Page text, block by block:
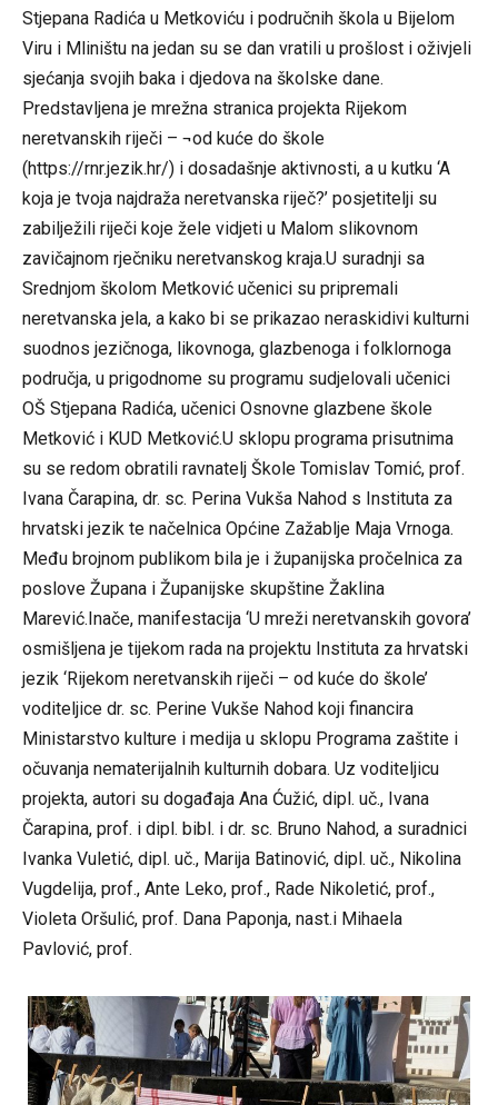
Stjepana Radića u Metkoviću i područnih škola u Bijelom
Viru i Mliništu na jedan su se dan vratili u prošlost i oživjeli
sjećanja svojih baka i djedova na školske dane.
Predstavljena je mrežna stranica projekta Rijekom
neretvanskih riječi – ¬od kuće do škole
(https://rnr.jezik.hr/) i dosadašnje aktivnosti, a u kutku ‘A
koja je tvoja najdraža neretvanska riječ?’ posjetitelji su
zabilježili riječi koje žele vidjeti u Malom slikovnom
zavičajnom rječniku neretvanskog kraja.U suradnji sa
Srednjom školom Metković učenici su pripremali
neretvanska jela, a kako bi se prikazao neraskidivi kulturni
suodnos jezičnoga, likovnoga, glazbenoga i folklornoga
područja, u prigodnome su programu sudjelovali učenici
OŠ Stjepana Radića, učenici Osnovne glazbene škole
Metković i KUD Metković.U sklopu programa prisutnima
su se redom obratili ravnatelj Škole Tomislav Tomić, prof.
Ivana Čarapina, dr. sc. Perina Vukša Nahod s Instituta za
hrvatski jezik te načelnica Općine Zažablje Maja Vrnoga.
Među brojnom publikom bila je i županijska pročelnica za
poslove Župana i Županijske skupštine Žaklina
Marević.Inače, manifestacija ‘U mreži neretvanskih govora’
osmišljena je tijekom rada na projektu Instituta za hrvatski
jezik ‘Rijekom neretvanskih riječi – od kuće do škole’
voditeljice dr. sc. Perine Vukše Nahod koji financira
Ministarstvo kulture i medija u sklopu Programa zaštite i
očuvanja nematerijalnih kulturnih dobara. Uz voditeljicu
projekta, autori su događaja Ana Ćužić, dipl. uč., Ivana
Čarapina, prof. i dipl. bibl. i dr. sc. Bruno Nahod, a suradnici
Ivanka Vuletić, dipl. uč., Marija Batinović, dipl. uč., Nikolina
Vugdelija, prof., Ante Leko, prof., Rade Nikoletić, prof.,
Violeta Oršulić, prof. Dana Paponja, nast.i Mihaela
Pavlović, prof.